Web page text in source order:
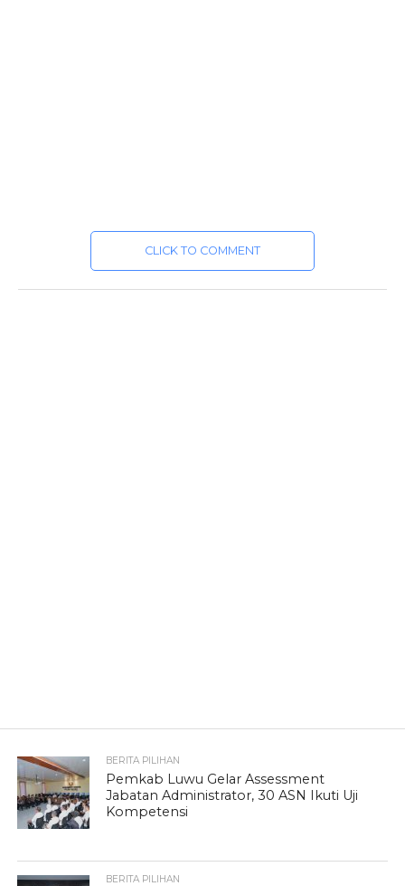
CLICK TO COMMENT
BERITA PILIHAN
Pemkab Luwu Gelar Assessment
Jabatan Administrator, 30 ASN Ikuti Uji
Kompetensi
BERITA PILIHAN